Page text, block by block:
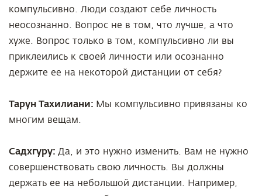
компульсивно. Люди создают себе личность
неосознанно. Вопрос не в том, что лучше, а что
хуже. Вопрос только в том, компульсивно ли вы
приклеились к своей личности или осознанно
держите ее на некоторой дистанции от себя?
Тарун Тахилиани: Мы компульсивно привязаны ко
многим вещам.
Садхгуру: Да, и это нужно изменить. Вам не нужно
совершенствовать свою личность. Вы должны
держать ее на небольшой дистанции. Например,